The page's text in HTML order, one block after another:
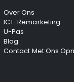
Over Ons
ICT-Remarketing
U-Pas
Blog
Contact Met Ons